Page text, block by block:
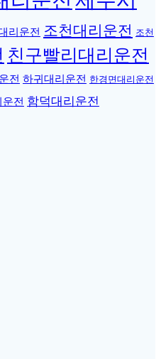
리운전 조천대리운전 조천
친구빨리대리운전
전 하귀대리운전 한경면대리운전
전 함덕대리운전